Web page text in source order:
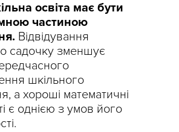
освіта має бути
частиною
Відвідування
садочку зменшує
шкільного
а хороші математичні
є однією з умов його